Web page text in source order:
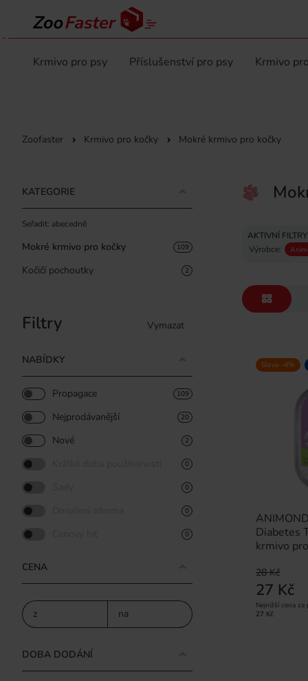
Krmivo pro psy Příslušenství pro psy Krmivo
Zoofaster Krmivo pro kočky Mokré krmivo pro kočky
AKTIVNÍ FILTRY
Výrobce:
Diabetes
krmivo
28 Kč
27 Kč
Nejnižší cena
27 Kč
Sleva -4%
KATEGORIE
Seřadit: abecedně
Mokré krmivo pro kočky 109
Kočičí pochoutky 2
Filtry Vymazat
NABÍDKY
Propagace 109
Nejprodávanější 20
Nové 2
0
0
0
0
CENA
z na
DOBA DODÁNÍ